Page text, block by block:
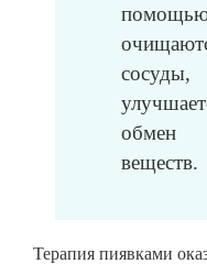
сосуды,
обмен
веществ.
Терапия пиявками